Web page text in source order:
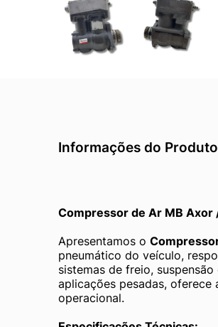
Informações do Produto
Compressor de Ar MB Axor
Apresentamos o
pneumático do veículo,
sistemas de freio,
aplicações pesadas,
operacional.